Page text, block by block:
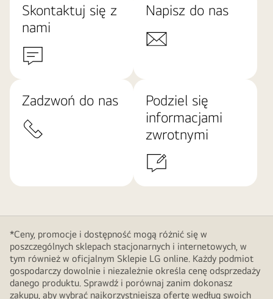
Skontaktuj się z
nami
Napisz do nas
Zadzwoń do nas
Podziel się
informacjami
zwrotnymi
*Ceny, promocje i dostępność mogą różnić się w
poszczególnych sklepach stacjonarnych i internetowych, w
tym również w oficjalnym Sklepie LG online. Każdy podmiot
gospodarczy dowolnie i niezależnie określa cenę odsprzedaży
danego produktu. Sprawdź i porównaj zanim dokonasz
zakupu, aby wybrać najkorzystniejszą ofertę według swoich